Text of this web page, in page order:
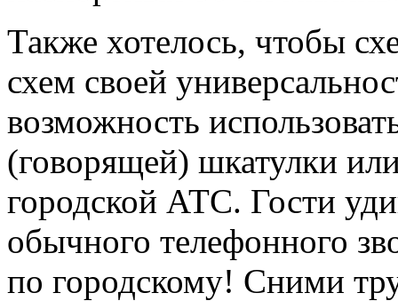
Также хотелось, чтобы
схем своей
возможность
(говорящей) шкатулки
городской АТС. Гости
обычного телефонного
по городскому! Сними